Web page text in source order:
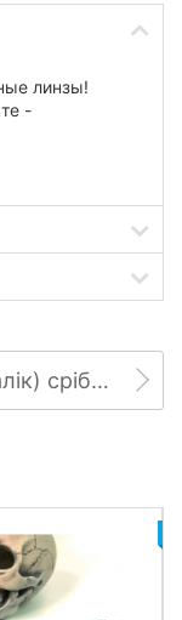
линзы!
-
Окуляри Гігант круглі (металік) срібло